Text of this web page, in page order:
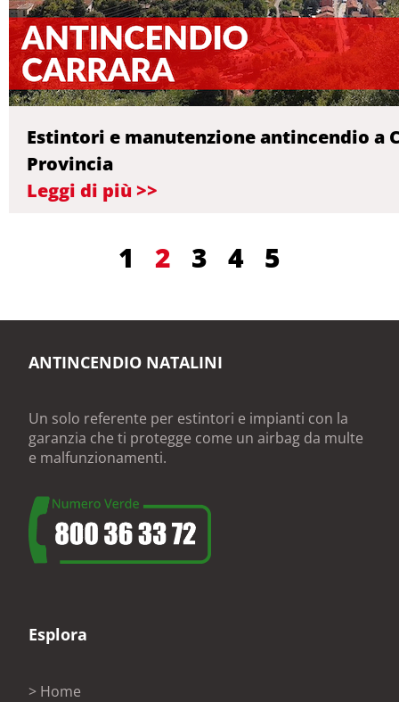
Estintori e manutenzione antincendio a
Provincia
Leggi di più >>
1 2 3 4 5
ANTINCENDIO NATALINI
Un solo referente per estintori e impianti con la
garanzia che ti protegge come un airbag da multe
e malfunzionamenti.
Esplora
> Home